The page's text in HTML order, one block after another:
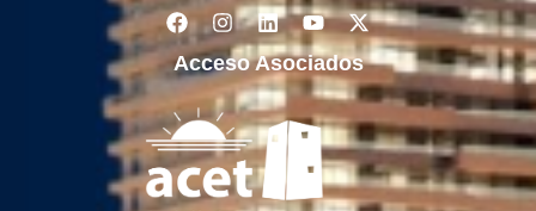
Acceso Asociados